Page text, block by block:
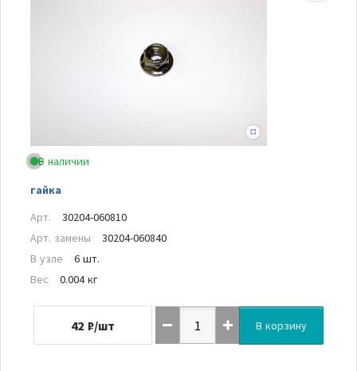
В наличии
гайка
Арт.
30204-060810
Арт. замены
30204-060840
В узле
6 шт.
Вес
0.004 кг
42 ₽/шт В корзину